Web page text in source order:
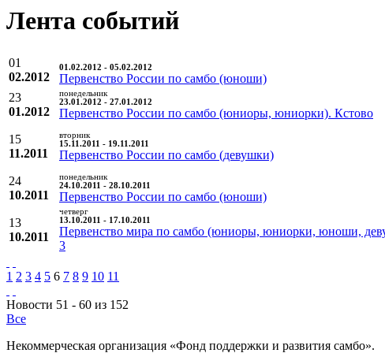
Лента событий
01
02.2012
01.02.2012 - 05.02.2012
Первенство России по самбо (юноши)
23
01.2012
понедельник
23.01.2012 - 27.01.2012
Первенство России по самбо (юниоры, юниорки). Кстово
15
11.2011
вторник
15.11.2011 - 19.11.2011
Первенство России по самбо (девушки)
24
10.2011
понедельник
24.10.2011 - 28.10.2011
Первенство России по самбо (юноши)
13
10.2011
четверг
13.10.2011 - 17.10.2011
Первенство мира по самбо (юниоры, юниорки, юноши,
3
1 2 3 4 5 6 7 8 9 10 11
Новости 51 - 60 из 152
Все
Некоммерческая организация «Фонд поддержки и развития самбо».